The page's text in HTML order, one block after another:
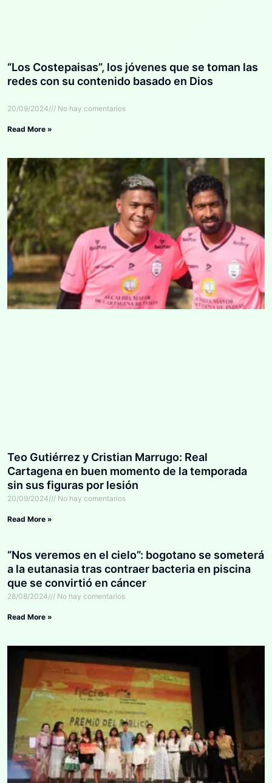
“Los Costepaisas”, los jóvenes que se toman las
redes con su contenido basado en Dios
20/09/2024 No hay comentarios
Read More »
Teo Gutiérrez y Cristian Marrugo: Real
Cartagena en buen momento de la temporada
sin sus figuras por lesión
20/09/2024 No hay comentarios
Read More »
“Nos veremos en el cielo”: bogotano se someterá
a la eutanasia tras contraer bacteria en piscina
que se convirtió en cáncer
28/08/2024 No hay comentarios
Read More »